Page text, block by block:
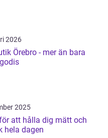
2026
Örebro - mer än bara
2025
att hålla dig mätt och
hela dagen